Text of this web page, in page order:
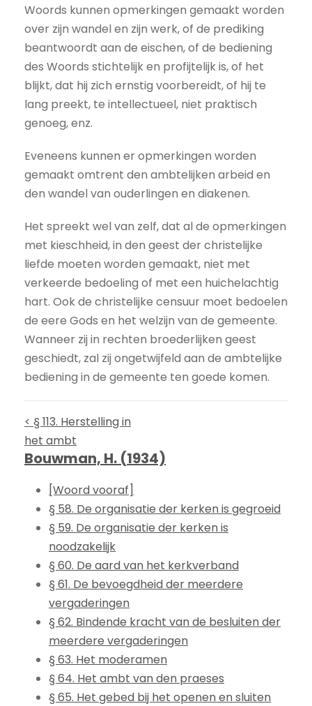
Woords kunnen opmerkingen gemaakt worden
over zijn wandel en zijn werk, of de prediking
beantwoordt aan de eischen, of de bediening
des Woords stichtelijk en profijtelijk is, of het
blijkt, dat hij zich ernstig voorbereidt, of hij te
lang preekt, te intellectueel, niet praktisch
genoeg, enz.
Eveneens kunnen er opmerkingen worden
gemaakt omtrent den ambtelijken arbeid en
den wandel van ouderlingen en diakenen.
Het spreekt wel van zelf, dat al de opmerkingen
met kieschheid, in den geest der christelijke
liefde moeten worden gemaakt, niet met
verkeerde bedoeling of met een huichelachtig
hart. Ook de christelijke censuur moet bedoelen
de eere Gods en het welzijn van de gemeente.
Wanneer zij in rechten broederlijken geest
geschiedt, zal zij ongetwijfeld aan de ambtelijke
bediening in de gemeente ten goede komen.
< § 113. Herstelling in
het ambt
Bouwman, H. (1934)
[Woord vooraf]
§ 58. De organisatie der kerken is gegroeid
§ 59. De organisatie der kerken is
noodzakelijk
§ 60. De aard van het kerkverband
§ 61. De bevoegdheid der meerdere
vergaderingen
§ 62. Bindende kracht van de besluiten der
meerdere vergaderingen
§ 63. Het moderamen
§ 64. Het ambt van den praeses
§ 65. Het gebed bij het openen en sluiten